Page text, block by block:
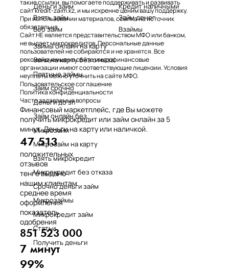
Деньги займ
Взять займ
Веб займ
Кредит наличными
Займ денег
Взаймы
Займы онлайн на карту
Займ на карту без отказа
Платные займы
Займ срочно
Деньги до зп
Займ онлайн без
Микрозайм
Микрозайм на карту
Взять микрокредит
Микрокредит без отказа
Срочно деньги займ
Микрозаймы
Микрокредит займ
Статьи
Получить деньги
такие ссылки, вы помогаете поддерживать и развивать
сайт kredit-zaim.kz, и мы искренне ценим вашу поддержку.
При использовании материалов, ссылка на источник
обязательна.
Сайт НЕ является представительством МФО или банком,
не выдает микрокредитов. Персональные данные
пользователей не собираются и не хранятся. Все
рекомендуемые на сайте микрофинансовые
организации имеют соответствующие лицензии. Условия
неуплаты можно уточнить на сайте МФО.
Пользовательское соглашение
Политика конфиденциальности
Часто задаваемые вопросы
Финансовый маркетплейс, где Вы можете
получить микрокредит или займ онлайн за 5
минут. Деньги на карту или наличкой.
47 513
положительных
отзывов
тенге выдано
нашим клиентам
среднее время
оформления
показатель
одобрения
851 523 000
7 минут
99%